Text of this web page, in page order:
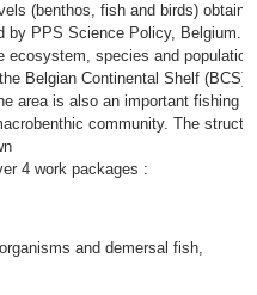
(benthos, fish and birds)
by PPS Science Policy, Belgium.
ecosystem, species and
Belgian Continental Shelf
area is also an important fishing
community. The
4 work packages :
and demersal fish,